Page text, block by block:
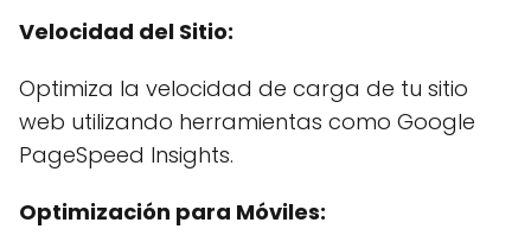
Velocidad del Sitio:
Optimiza la velocidad de carga de tu sitio
web utilizando herramientas como Google
PageSpeed Insights.
Optimización para Móviles: